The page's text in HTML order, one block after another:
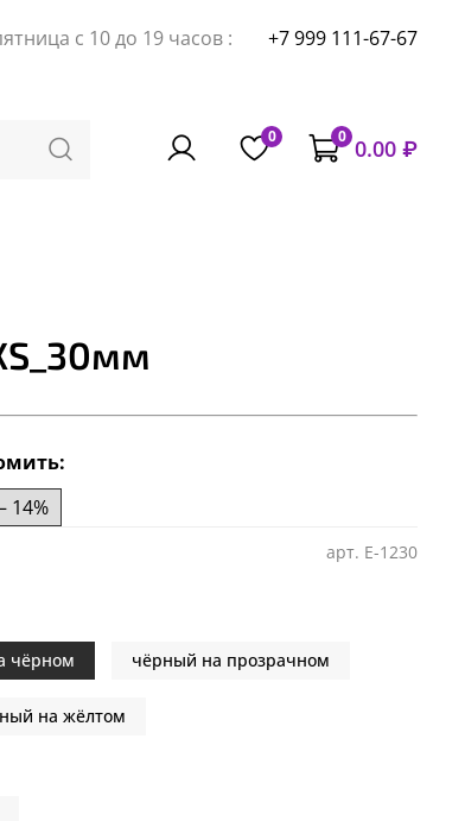
с 10 до 19 часов : +7 999 111-67-67
0 0 0.00 ₽
арт. E-1230
чёрном чёрный на прозрачном
на жёлтом
14%